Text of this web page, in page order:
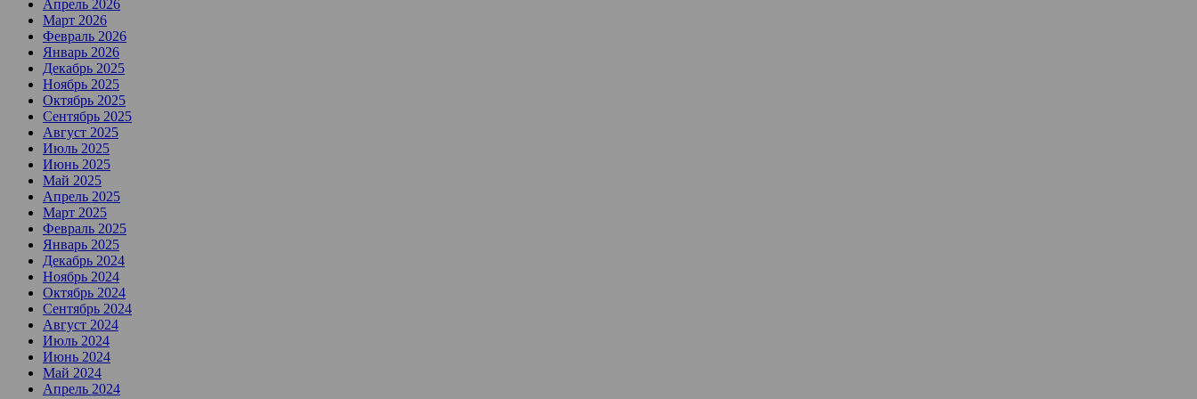
Апрель 2026
Март 2026
Февраль 2026
Январь 2026
Декабрь 2025
Ноябрь 2025
Октябрь 2025
Сентябрь 2025
Август 2025
Июль 2025
Июнь 2025
Май 2025
Апрель 2025
Март 2025
Февраль 2025
Январь 2025
Декабрь 2024
Ноябрь 2024
Октябрь 2024
Сентябрь 2024
Август 2024
Июль 2024
Июнь 2024
Май 2024
Апрель 2024